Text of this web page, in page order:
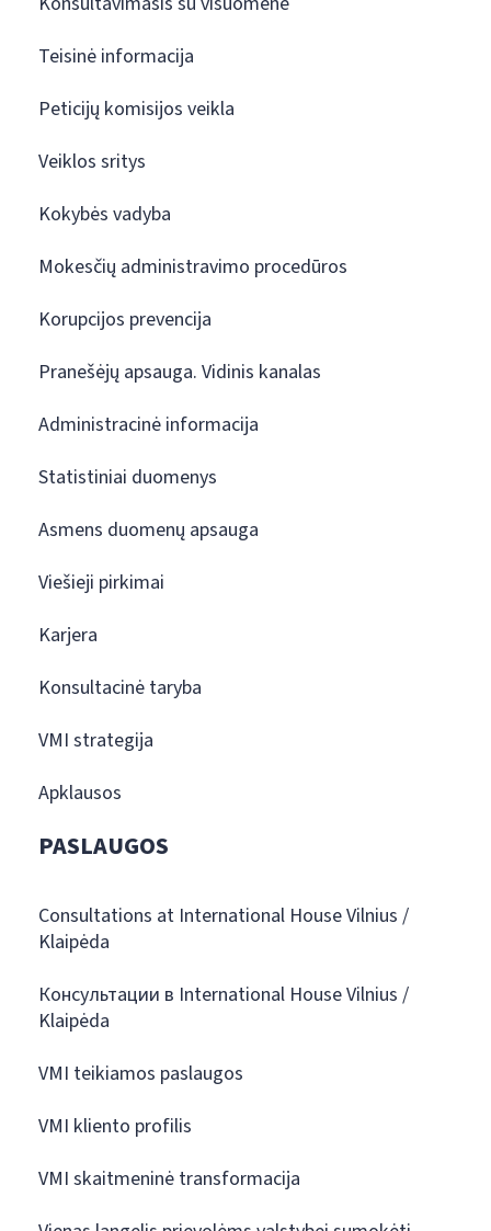
Teisinė informacija
Peticijų komisijos veikla
Veiklos sritys
Kokybės vadyba
Mokesčių administravimo procedūros
Korupcijos prevencija
Pranešėjų apsauga. Vidinis kanalas
Administracinė informacija
Statistiniai duomenys
Asmens duomenų apsauga
Viešieji pirkimai
Karjera
Konsultacinė taryba
VMI strategija
Apklausos
PASLAUGOS
Consultations at International House Vilnius /
Klaipėda
Консультации в International House Vilnius /
Klaipėda
VMI teikiamos paslaugos
VMI kliento profilis
VMI skaitmeninė transformacija